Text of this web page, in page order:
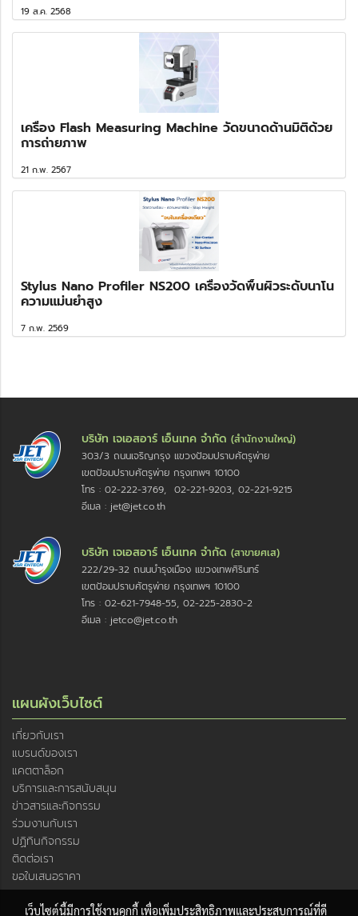
19 ส.ค. 2568
เครื่อง Flash Measuring Machine วัดขนาดด้านมิติด้วย
การถ่ายภาพ
21 ก.พ. 2567
Stylus Nano Profiler NS200 เครื่องวัดพื้นผิวระดับนาโน
ความแม่นยำสูง
7 ก.พ. 2569
บริษัท เจเอสอาร์ เอ็นเทค จำกัด (สำนักงานใหญ่)
303/3 ถนนเจริญกรุง แขวงป้อมปราบศัตรูพ่าย
เขตป้อมปราบศัตรูพ่าย กรุงเทพฯ 10100
โทร : 02-222-3769, 02-221-9203, 02-221-9215
อีเมล : jet@jet.co.th
บริษัท เจเอสอาร์ เอ็นเทค จำกัด (สาขายศเส)
222/29-32 ถนนบำรุงเมือง แขวงเทพศิรินทร์
เขตป้อมปราบศัตรูพ่าย กรุงเทพฯ 10100
โทร : 02-621-7948-55, 02-225-2830-2
อีเมล : jetco@jet.co.th
แผนผังเว็บไซต์
เกี่ยวกับเรา
แบรนด์ของเรา
แคตตาล็อก
บริการและการสนับสนุน
ข่าวสารและกิจกรรม
ร่วมงานกับเรา
ปฏิทินกิจกรรม
ติดต่อเรา
ขอใบเสนอราคา
เว็บไซต์นี้มีการใช้งานคุกกี้ เพื่อเพิ่มประสิทธิภาพและประสบการณ์ที่ดี